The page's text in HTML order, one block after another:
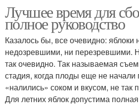
Лучшее время для
полное руководство
Казалось бы, все очевидно: яблоки
недозревшими, ни перезревшими.
так очевидно. Так называемая
стадия, когда плоды еще не начали
«налились» соком и вкусом, не так
Для летних яблок допустима